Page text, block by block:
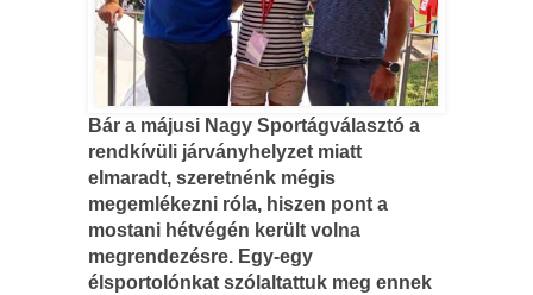
Bár a májusi Nagy Sportágválasztó a
rendkívüli járványhelyzet miatt
elmaradt, szeretnénk mégis
megemlékezni róla, hiszen pont a
mostani hétvégén került volna
megrendezésre. Egy-egy
élsportolónkat szólaltattuk meg ennek